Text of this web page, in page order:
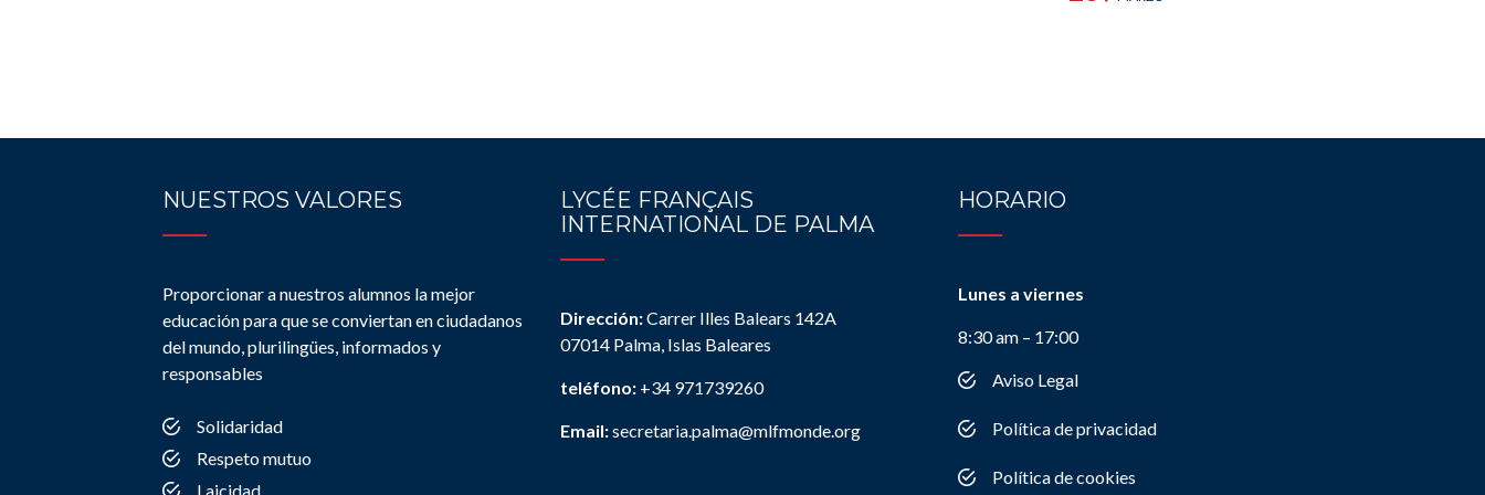
NUESTROS VALORES
Proporcionar a nuestros alumnos la mejor
educación para que se conviertan en ciudadanos
del mundo, plurilingües, informados y
responsables
Solidaridad
Respeto mutuo
Laicidad
LYCÉE FRANÇAIS
INTERNATIONAL DE PALMA
Dirección:Carrer Illes Balears 142A
07014 Palma, Islas Baleares
teléfono: +34 971739260
Email:secretaria.palma@mlfmonde.org
HORARIO
Lunes a viernes
8:30 am – 17:00
Aviso Legal
Política de privacidad
Política de cookies